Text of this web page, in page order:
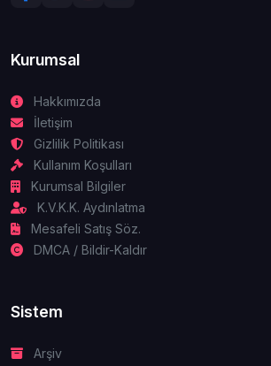
Kurumsal
Hakkımızda
İletişim
Gizlilik Politikası
Kullanım Koşulları
Kurumsal Bilgiler
K.V.K.K. Aydınlatma
Mesafeli Satış Söz.
DMCA / Bildir-Kaldır
Sistem
Arşiv